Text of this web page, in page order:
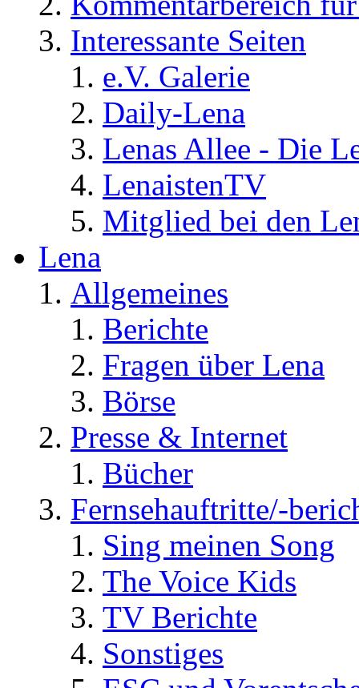
Interessante Seiten
e.V. Galerie
Daily-Lena
Lenas Allee - Die
LenaistenTV
Mitglied bei den
Lena
Allgemeines
Berichte
Fragen über Lena
Börse
Presse & Internet
Bücher
Fernsehauftritte/-
Sing meinen Song
The Voice Kids
TV Berichte
Sonstiges